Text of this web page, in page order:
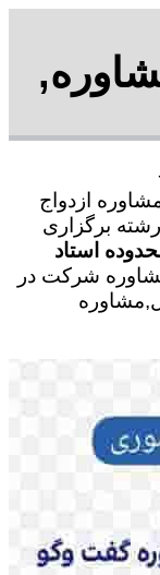
ازدواج
برگزاری
استاد
شرکت در